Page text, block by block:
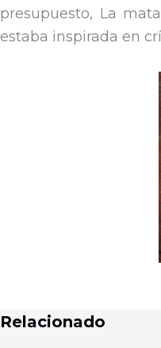
presupuesto, La
estaba inspirada en
Relacionado